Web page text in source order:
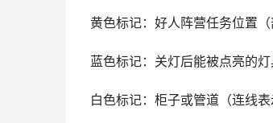
黄色标记：好人阵营任务位置
蓝色标记：关灯后能被点亮的
白色标记：柜子或管道（连线表